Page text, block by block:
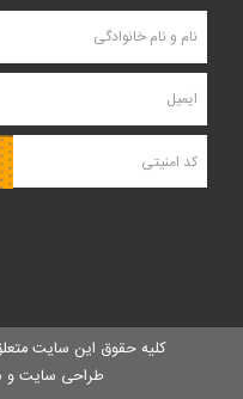
کلیه حقوق این سایت
طراحی سایت و